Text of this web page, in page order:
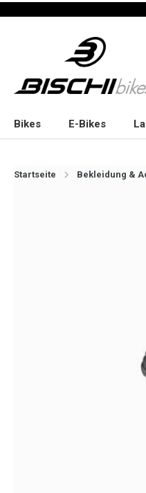
Bikes E-Bikes
Startseite Bekleidung &